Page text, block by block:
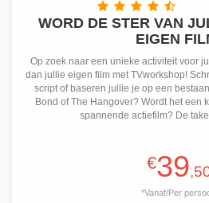
WORD DE STER VAN
EIGEN
Op zoek naar een unieke activiteit voor
dan jullie eigen film met TVworkshop!
script of baseren jullie je op een
Bond of The Hangover? Wordt het een
spannende actiefilm? De
€39
*Vanaf/Per